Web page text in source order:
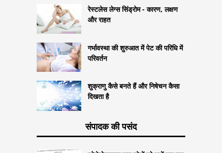
रेस्टलेस लेग्स सिंड्रोम - कारण, लक्षण
और राहत
गर्भावस्था की शुरुआत में पेट की परिधि में
परिवर्तन
शुक्राणु कैसे बनते हैं और निषेचन कैसा
दिखता है
संपादक की पसंद